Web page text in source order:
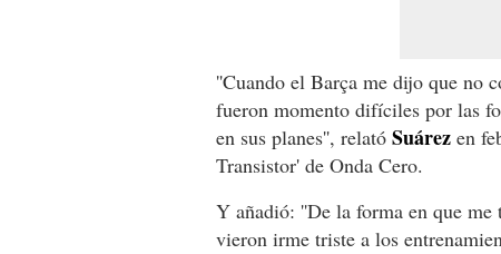
''Cuando el Barça me dijo que no
fueron momento difíciles por las
en sus planes'', relató Suárez en
Transistor' de Onda Cero.
Y añadió: ''De la forma en que
vieron irme triste a los